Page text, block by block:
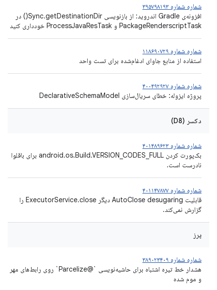
شماره شماره ۳۹۵۷۹۸۱۹۳
افزونه‌ی Gradle اندروید: از بازنویسی Sync.getDestinationDir() در
PackageRenderscriptTask و ProcessJavaResTask خودداری کنید
شماره شماره ۱۱۸۶۹۰۷۲۹
استفاده از منابع جاوای ادغام‌شده برای تست واحد
شماره شماره ۴۰۰۴۹۲۹۲۷
پروژه ایزوله: خطای سریال‌سازی DeclarativeSchemaModel
دکسر (D8)
شماره شماره ۴۰۱۴۸۹۶۲۳
بک‌پورت کردن android.os.Build.VERSION_CODES_FULL برای باقلوا
نادرست است.
شماره شماره ۴۰۱۱۴۷۸۷۷
قابلیت AutoClose desugaring دیگر ExecutorService.close را
گزارش نمی‌کند.
پرز
شماره شماره ۳۸۹۰۲۳۴۰۹
هشدار خط تیره اشتباه برای حاشیه‌نویسی `@Parcelize` روی رابط‌های مهر
و موم شده